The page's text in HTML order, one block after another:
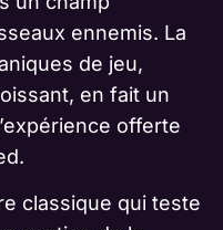
ennemis. La
de jeu,
en fait un
offerte
classique qui teste